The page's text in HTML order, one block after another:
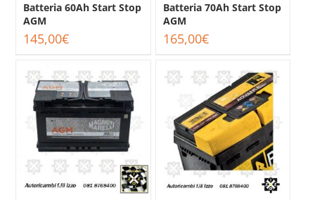
Batteria 60Ah Start Stop
AGM
145,00€
Batteria 70Ah Start Stop
AGM
165,00€